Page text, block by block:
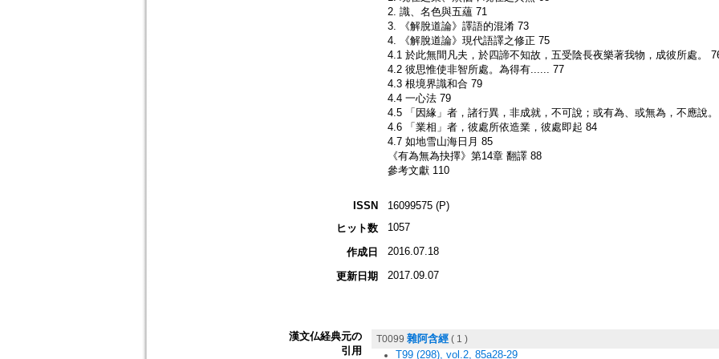
2. 識、名色與五蘊 71
3. 《解脫道論》譯語的混淆 73
4. 《解脫道論》現代語譯之修正 75
4.1 於此無間凡夫，於四諦不知故，五受陰長夜樂著我物，成彼所處。
4.2 彼思惟使非智所處。為得有...... 77
4.3 根境界識和合 79
4.4 一心法 79
4.5 「因緣」者，諸行異，非成就，不可說；或有為、或無為，不應說
4.6 「業相」者，彼處所依造業，彼處即起 84
4.7 如地雪山海日月 85
《有為無為抉擇》第14章 翻譯 88
參考文獻 110
ISSN
16099575 (P)
ヒット数
1057
作成日 2016.07.18
更新日期 2017.09.07
漢文仏経典元の
引用
T0099 雜阿含經( 1 )
T99 (298), vol.2, 85a28-29